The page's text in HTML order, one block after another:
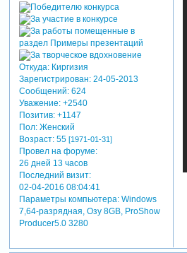
Откуда:Киргизия
Зарегистрирован: 24-05-2013
Сообщений:624
Уважение: +2540
Позитив: +1147
Пол:Женский
Возраст:55 [1971-01-31]
Провел на форуме:
26 дней 13 часов
Последний визит:
02-04-2016 08:04:41
Параметры компьютера:Windows
7,64-разрядная, Озу 8GB, ProShow
Producer5.0 3280